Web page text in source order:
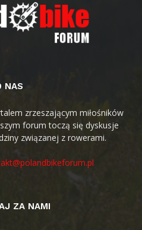
NAS
zrzeszającym miłośników
forum toczą się dyskusje
związanej z rowerami.
ZA NAMI